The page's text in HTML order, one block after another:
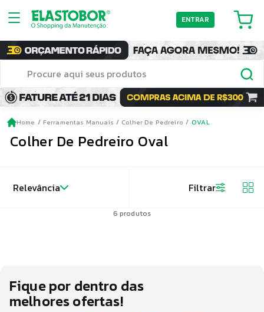
ENTRAR
Home Ferramentas Manuais Colher De Pedreiro OVAL
Colher De Pedreiro Oval
Relevância Filtrar
6 produtos
Fique por dentro das
melhores ofertas!